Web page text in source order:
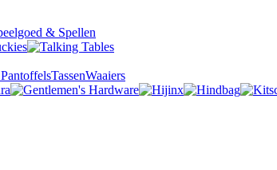
& Spellen
TassenWaaiers